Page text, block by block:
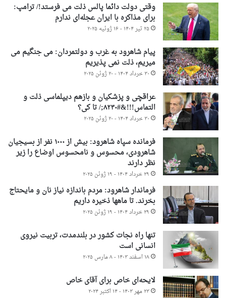
وقتی دولت دائما پالس ذلت می فرستد!/ ترامپ:
برای مذاکره با ایران عجله‌ای ندارم
۲۵ تیر ۱۴۰۴ - ۱۶ ژوئیه ۲۰۲۵
پیام شاهرود به غرب و دولتمردان: می جنگیم می
میریم، ذلت نمی پذیریم
۳۰ خرداد ۱۴۰۴ - ۲۰ ژوئن ۲۰۲۵
عراقچی و پزشکیان و بازهم دیپلماسی ذلت و
التماس!!!&#۸۲۳۰;/ تا کی؟
۳۰ خرداد ۱۴۰۴ - ۲۰ ژوئن ۲۰۲۵
فرمانده سپاه شاهرود: بیش از ۱۰۰۰ نفر از بسیجیان
شاهرودی، محسوس و نامحسوس اوضاع را زیر
نظر دارند
۲۹ خرداد ۱۴۰۴ - ۱۹ ژوئن ۲۰۲۵
فرماندار شاهرود: مردم باندازه نیاز نان و مایحتاج
بخرند. تا ماهها ذخیره داریم
۲۹ خرداد ۱۴۰۴ - ۱۹ ژوئن ۲۰۲۵
تنها راه نجات کشور در بلندمدت، تربیت نیروی
انسانی است
۱۸ اسفند ۱۴۰۳ - ۸ مارس ۲۰۲۵
لایحه‌ای خاص برای آقای خاص
۲۳ مهر ۱۴۰۳ - ۱۴ اکتبر ۲۰۲۴